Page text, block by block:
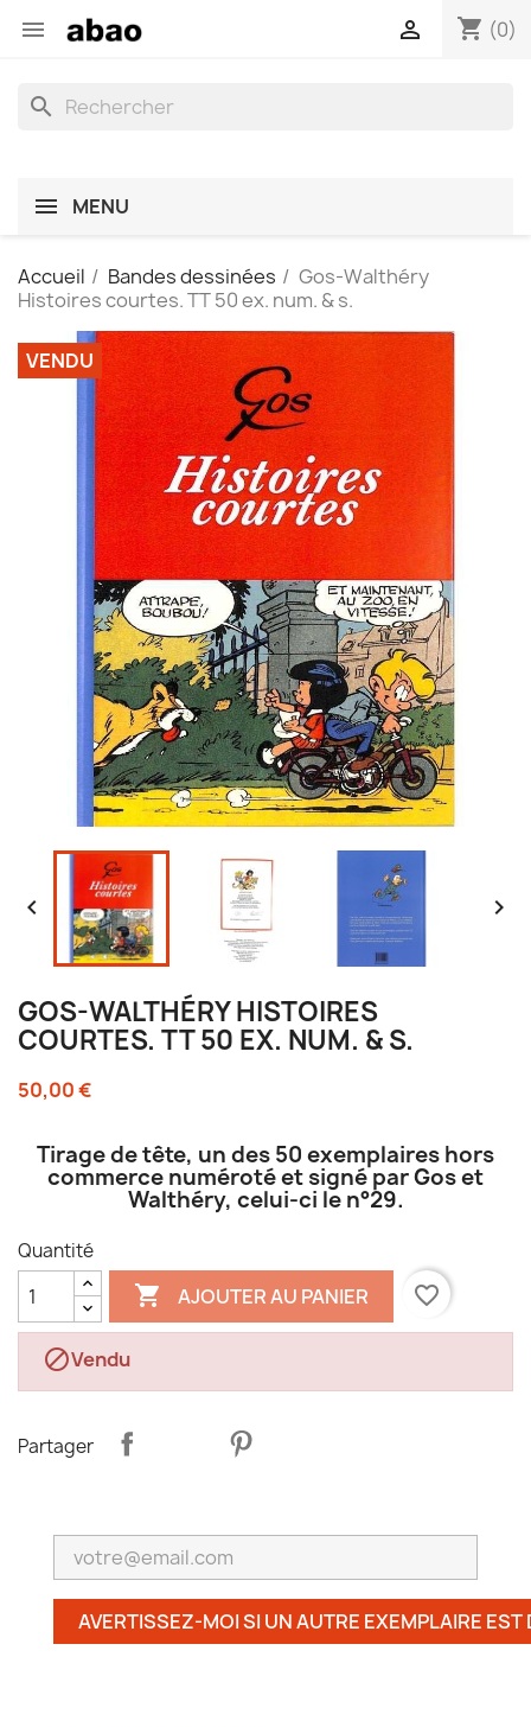
 shopping_cart (0)

search
MENU
Accueil Bandes dessinées
Gos-Walthéry
Histoires courtes. TT 50 ex. num. & s.
VENDU
 
GOS-WALTHÉRY HISTOIRES
COURTES. TT 50 EX. NUM. & S.
50,00 €
Tirage de tête, un des 50 exemplaires hors
commerce numéroté et signé par Gos et
Walthéry, celui-ci le n°29.
Quantité
 AJOUTER AU PANIER favorite_border
Vendu
Partager
AVERTISSEZ-MOI SI UN AUTRE EXEMPLAIRE EST